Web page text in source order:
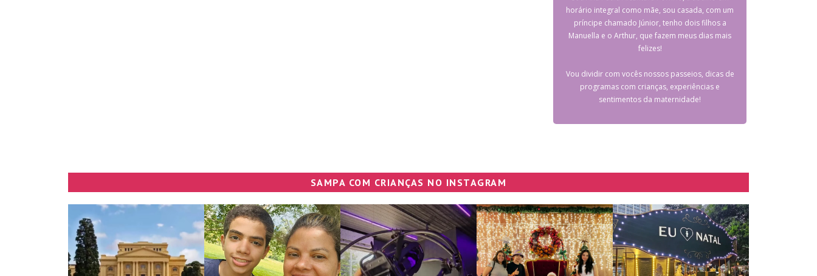
horário integral como mãe, sou casada, com um
príncipe chamado Júnior, tenho dois filhos a
Manuella e o Arthur, que fazem meus dias mais
felizes!
Vou dividir com vocês nossos passeios, dicas de
programas com crianças, experiências e
sentimentos da maternidade!
SAMPA COM CRIANÇAS NO INSTAGRAM